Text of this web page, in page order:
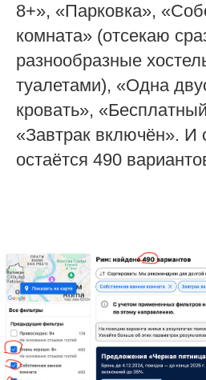
8+», «Парковка»,
комната» (отсекаю
разнообразные
туалетами), «Одна
кровать»,
«Завтрак включён». И
остаётся 490